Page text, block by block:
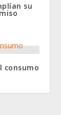
su
consumo